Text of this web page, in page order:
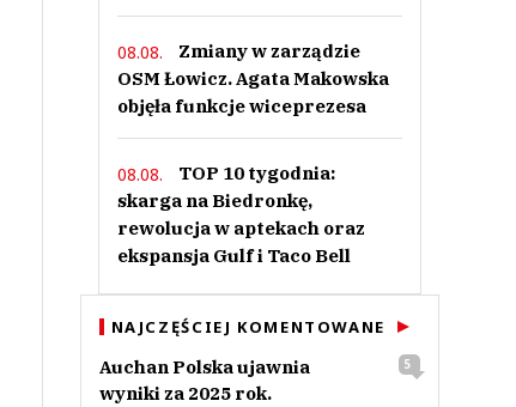
08.08.
Zmiany w zarządzie
OSM Łowicz. Agata Makowska
objęła funkcje wiceprezesa
08.08.
TOP 10 tygodnia:
skarga na Biedronkę,
rewolucja w aptekach oraz
ekspansja Gulf i Taco Bell
NAJCZĘŚCIEJ KOMENTOWANE
Auchan Polska ujawnia
wyniki za 2025 rok.
5